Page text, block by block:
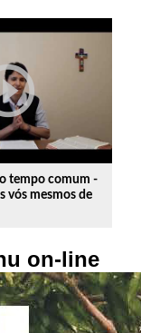
tempo comum -
vós mesmos de
on-line